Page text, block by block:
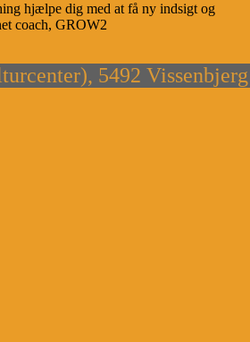
hjælpe dig med at få ny indsigt og
coach, GROW2
5492